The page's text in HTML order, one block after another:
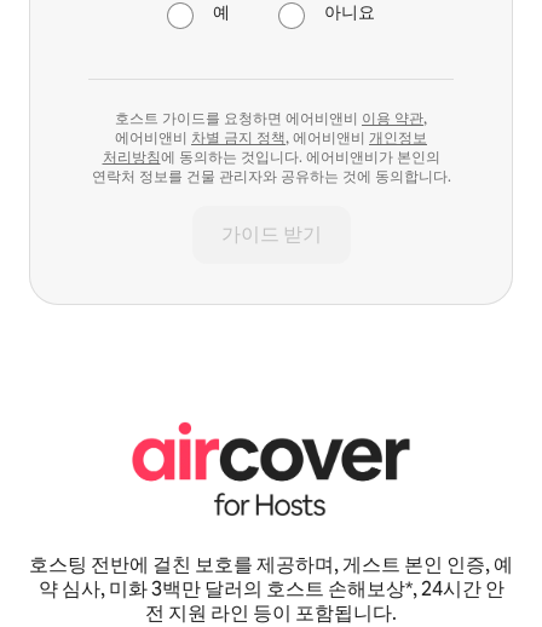
예 아니요
호스트 가이드를 요청하면 에어비앤비 이용 약관,
에어비앤비 차별 금지 정책, 에어비앤비 개인정보
처리방침에 동의하는 것입니다. 에어비앤비가 본인의
연락처 정보를 건물 관리자와 공유하는 것에 동의합니다.
가이드 받기
호스팅 전반에 걸친 보호를 제공하며, 게스트 본인 인증, 예
약 심사, 미화 3백만 달러의 호스트 손해보상*, 24시간 안
전 지원 라인 등이 포함됩니다.